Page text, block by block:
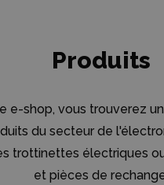
Produits
e-shop, vous trouverez
du secteur de
trottinettes électriques
et pièces de